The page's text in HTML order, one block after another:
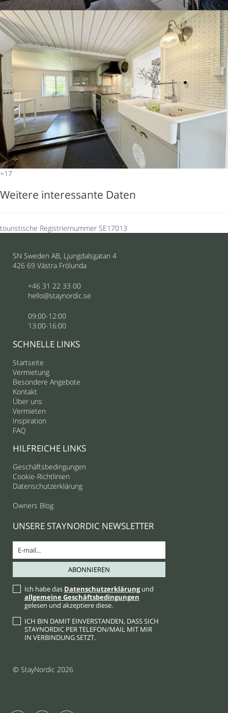
+17
Weitere interessante Daten
touristische Registriernummer SE17013
SN Sweden AB, Ljungdalsgatan 4
426 69 Västra Frölunda
+46 31 22 33 00
hello@staynordic.se
09:00-12:00
13:00-16:00
SCHNELLE LINKS
Startseite
Vermietung
Besondere Angebote
Kontakt
Über uns
Vermieten
Inspiration
FAQ
HILFREICHE LINKS
Geschäftsbedingungen
Cookie-Richtlinien
Datenschutzerklärung
Owners Blog
UNSERE STAYNORDIC NEWSLETTER
Ich habe das Datenschutzerklärungund
allgemeine Geschäftsbedingungen
gelesen und akzeptiere diese.
ICH BIN DAMIT EINVERSTANDEN, DASS SICH
STAYNORDIC PER TELEFON/MAIL MIT MIR
IN VERBINDUNG SETZT.
© StayNordic 2026